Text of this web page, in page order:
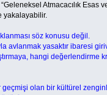
Atmacacılık Esas
yakalayabilir.
söz konusu değil.
avlanmak yasaktır ibaresi
hangi
olan bir kültürel